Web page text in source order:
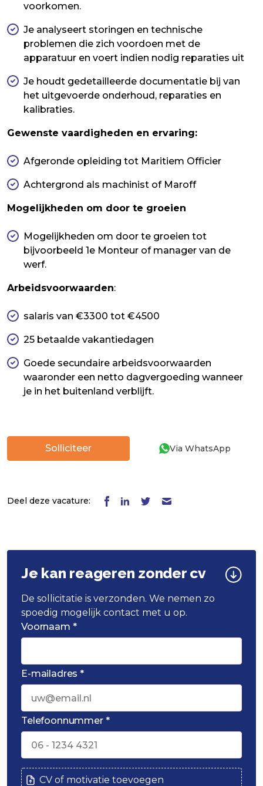
voorkomen.
Je analyseert storingen en technische
problemen die zich voordoen met de
apparatuur en voert indien nodig reparaties uit
Je houdt gedetailleerde documentatie bij van
het uitgevoerde onderhoud, reparaties en
kalibraties.
Gewenste vaardigheden en ervaring:
Afgeronde opleiding tot Maritiem Officier
Achtergrond als machinist of Maroff
Mogelijkheden om door te groeien
Mogelijkheden om door te groeien tot
bijvoorbeeld 1e Monteur of manager van de
werf.
Arbeidsvoorwaarden:
salaris van €3300 tot €4500
25 betaalde vakantiedagen
Goede secundaire arbeidsvoorwaarden
waaronder een netto dagvergoeding wanneer
je in het buitenland verblijft.
Solliciteer Via WhatsApp
Deel deze vacature:
Je kan reageren zonder cv
De sollicitatie is verzonden. We nemen zo
spoedig mogelijk contact met u op.
Voornaam *
E-mailadres *
Telefoonnummer *
CV of motivatie toevoegen